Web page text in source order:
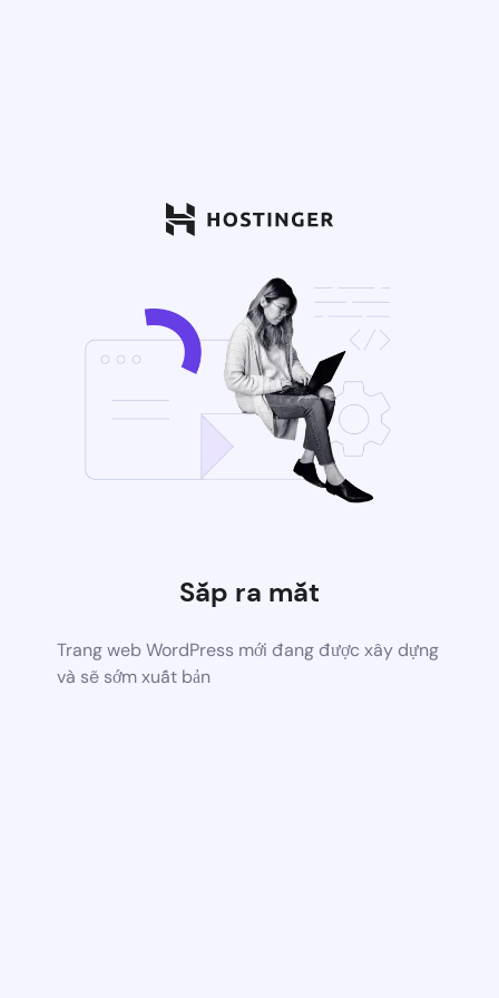
Sắp ra mắt
Trang web WordPress mới đang được xây dựng
và sẽ sớm xuất bản